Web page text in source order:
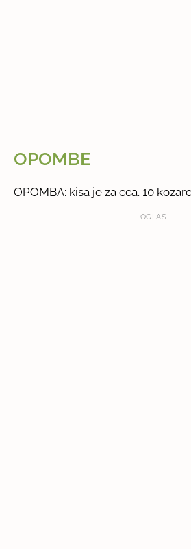
OPOMBE
OPOMBA: kisa je za cca. 10
OGLAS